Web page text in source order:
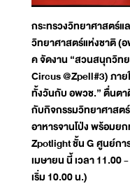
กระทรวงวิทยาศาสตร์
วิทยาศาสตร์แห่งชาติ (
ค จัดงาน “สวนสนุกวิท
Circus @Zpell#3) ภา
ทั้งวันกับ อพวช.” ตื่นต
กับกิจกรรมวิทยาศาสต
อาหารจานโป่ง พร้อมย
Zpotlight ชั้น G ศูนย์กา
เมษายน นี้ เวลา 11.00
เริ่ม 10.00 น.)